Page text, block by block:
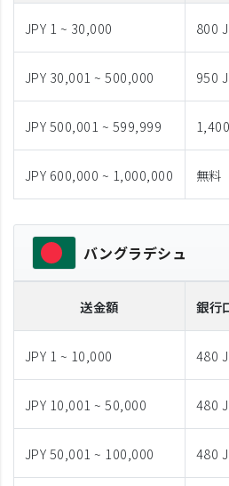
JPY 1 ~ 30,000 800
JPY 30,001 ~ 500,000 950
JPY 500,001 ~ 599,999
JPY 600,000 ~ 1,000,000 無料
バングラデシュ
送金額 銀行
JPY 1 ~ 10,000 480
JPY 10,001 ~ 50,000 480
JPY 50,001 ~ 100,000 480